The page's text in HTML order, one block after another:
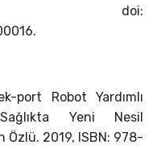
114. doi:
port Robot Yardımlı
Yeni Nesil
Özlü. 2019, ISBN: 978-